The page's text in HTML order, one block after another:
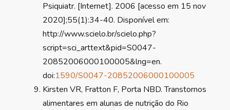
Psiquiatr. [Internet]. 2006 [acesso em 15 nov
2020];55(1):34-40. Disponível em:
http://www.scielo.br/scielo.php?
script=sci_arttext&pid=S0047-
20852006000100005&lng=en.
doi:1590/S0047-20852006000100005
Kirsten VR, Fratton F, Porta NBD. Transtornos
alimentares em alunas de nutrição do Rio